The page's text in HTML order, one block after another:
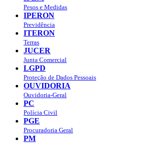
Pesos e Medidas
IPERON
Previdência
ITERON
Terras
JUCER
Junta Comercial
LGPD
Proteção de Dados Pessoais
OUVIDORIA
Ouvidoria-Geral
PC
Polícia Civil
PGE
Procuradoria Geral
PM